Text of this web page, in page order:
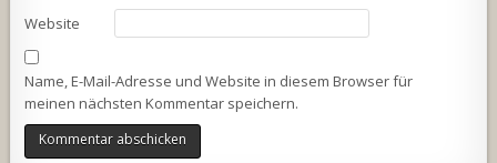
Website
Name, E-Mail-Adresse und Website in diesem Browser für
meinen nächsten Kommentar speichern.